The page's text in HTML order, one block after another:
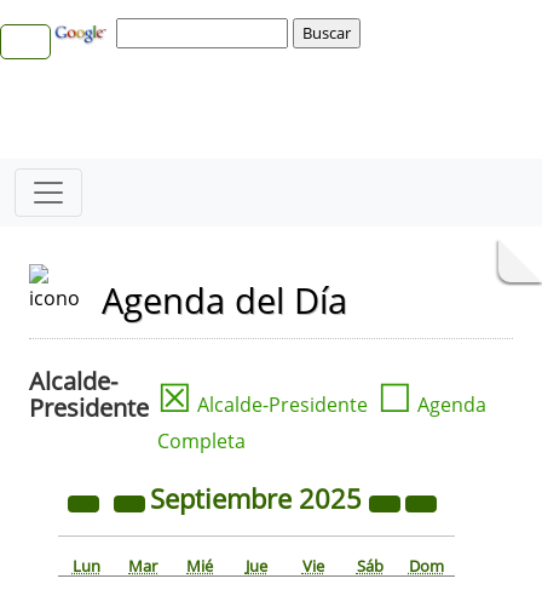
Agenda del Día
Alcalde-
Presidente ☒ Alcalde-Presidente ☐ Agenda
Completa
Septiembre 2025
Lun Mar Mié Jue Vie Sáb Dom